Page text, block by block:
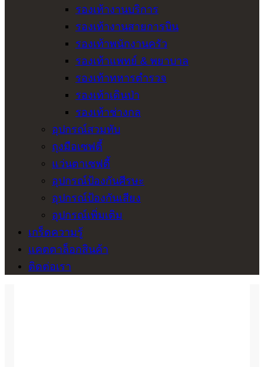
รองเท้างานบริการ
รองเท้างานสายการบิน
รองเท้าพนักงานครัว
รองเท้าแพทย์ & พยาบาล
รองเท้าทหารตำรวจ
รองเท้าเดินป่า
รองเท้าช่างกล
อุปกรณ์สวมทับ
ถุงมือเซฟตี้
แว่นตาเซฟตี้
อุปกรณ์ป้องกันศีรษะ
อุปกรณ์ป้องกันเสียง
อุปกรณ์เพิ่มเติม
เกร็ดความรู้
แคตตาล็อกสินค้า
ติดต่อเรา